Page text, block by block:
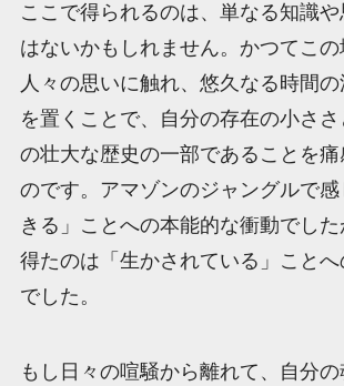
ここで得られるのは、単なる知識
はないかもしれません。かつてこの
人々の思いに触れ、悠久なる時間
を置くことで、自分の存在の小さ
の壮大な歴史の一部であることを
のです。アマゾンのジャングルで
きる」ことへの本能的な衝動でし
得たのは「生かされている」こと
でした。
もし日々の喧騒から離れて、自分の